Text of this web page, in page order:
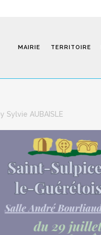
MAIRIE TERRITOIRE
Sylvie AUBAISLE